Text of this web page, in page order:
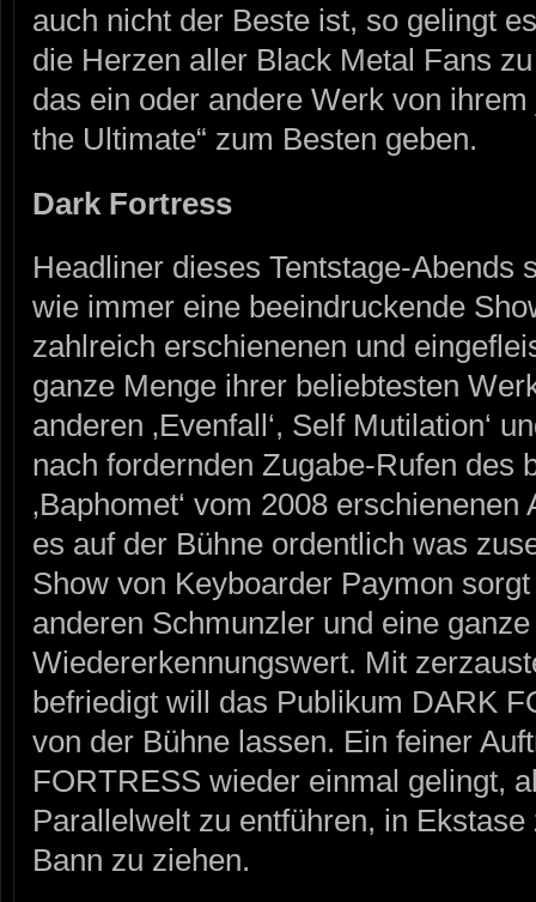
auch nicht der Beste ist, so gelingt
die Herzen aller Black Metal Fans
das ein oder andere Werk von
the Ultimate“ zum Besten geben.
Dark Fortress
Headliner dieses Tentstage-Abends
wie immer eine beeindruckende
zahlreich erschienenen und
ganze Menge ihrer beliebtesten
anderen ‚Evenfall‘, Self Mutilation‘
nach fordernden Zugabe-Rufen des
‚Baphomet‘ vom 2008
es auf der Bühne ordentlich was
Show von Keyboarder Paymon
anderen Schmunzler und eine
Wiedererkennungswert. Mit
befriedigt will das Publikum DARK
von der Bühne lassen. Ein feiner
FORTRESS wieder einmal gelingt,
Parallelwelt zu entführen, in
Bann zu ziehen.